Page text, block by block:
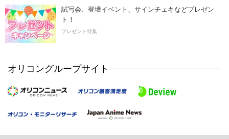
試写会、登壇イベント、サインチェキなどプレゼン
ト！
プレゼント特集
オリコングループサイト